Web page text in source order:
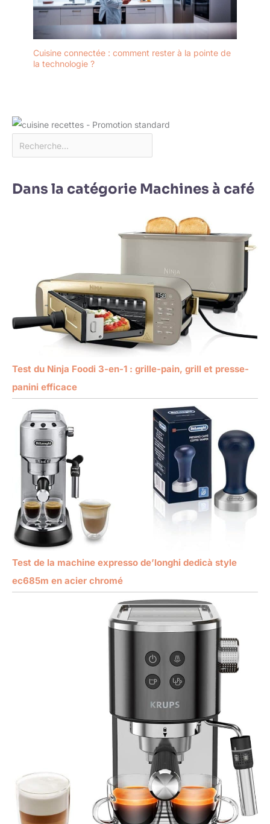
Cuisine connectée : comment rester à la pointe de
la technologie ?
Dans la catégorie Machines à café
Test du Ninja Foodi 3-en-1 : grille-pain, grill et presse-
panini efficace
Test de la machine expresso de’longhi dedicà style
ec685m en acier chromé